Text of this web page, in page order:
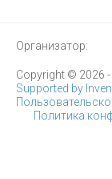
Организатор:
Copyright © 2026
Supported by
Политика